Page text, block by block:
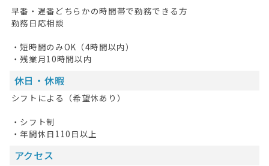
早番・遅番どちらかの時間帯で勤務できる方
勤務日応相談
・短時間のみOK（4時間以内）
・残業月10時間以内
休日・休暇
シフトによる（希望休あり）
・シフト制
・年間休日110日以上
アクセス